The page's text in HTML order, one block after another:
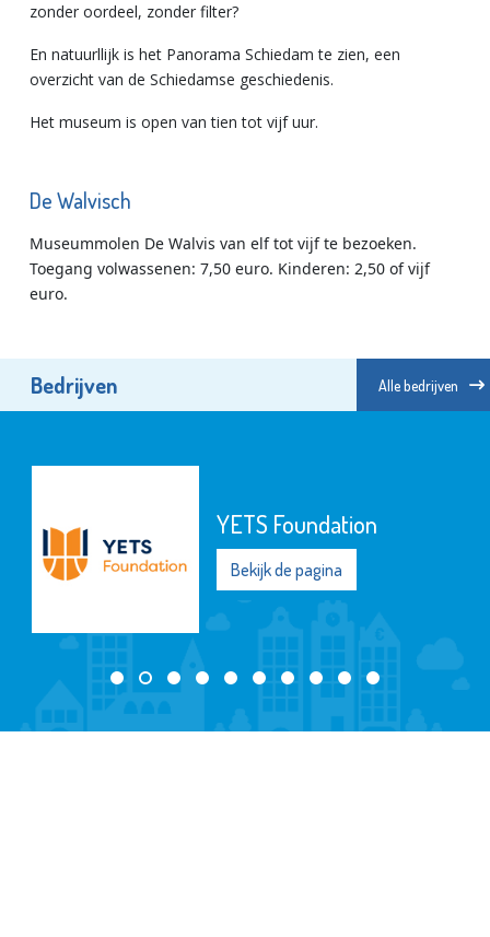
zonder oordeel, zonder filter?
En natuurllijk is het Panorama Schiedam te zien, een
overzicht van de Schiedamse geschiedenis.
Het museum is open van tien tot vijf uur.
De Walvisch
Museummolen De Walvis van elf tot vijf te bezoeken.
Toegang volwassenen: 7,50 euro. Kinderen: 2,50 of vijf
euro.
Bedrijven Alle bedrijven
YETS Foundation
Bekijk de pagina